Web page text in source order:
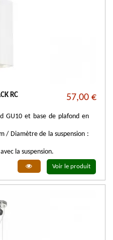
RC 57,00 €
GU10 et base de plafond en
/ Diamètre de la suspension :
la suspension.
Voir le produit